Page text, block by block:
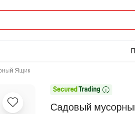
Ящик

Садовый